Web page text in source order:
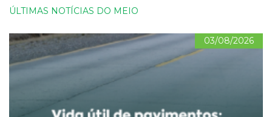
ÚLTIMAS NOTÍCIAS DO MEIO
03/08/2026